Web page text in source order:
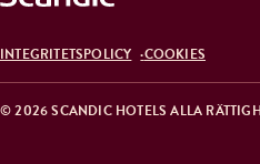
© 2026 SCANDIC HOTELS ALLA
INTEGRITETSPOLICY COOKIES